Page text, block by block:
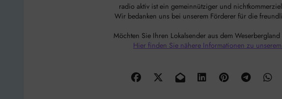
radio aktiv ist ein gemeinnütziger und
Wir bedanken uns bei unserem Förderer für die
Möchten Sie Ihren Lokalsender aus dem
Hier finden Sie nähere Informationen zu